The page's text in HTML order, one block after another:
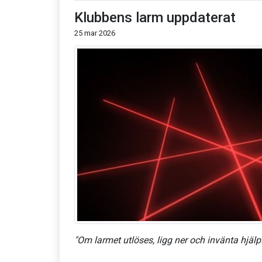
Klubbens larm uppdaterat
25 mar 2026
"Om larmet utlöses, ligg ner och invänta